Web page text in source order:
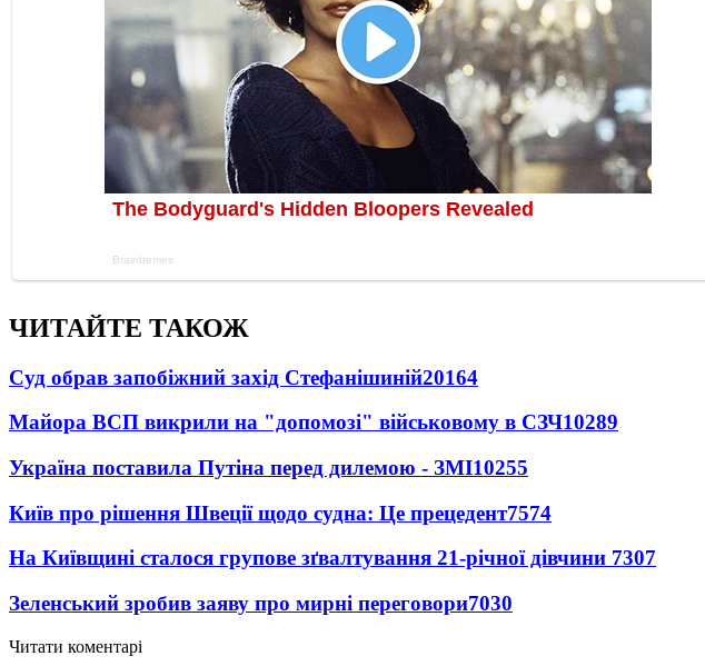
ЧИТАЙТЕ ТАКОЖ
Суд обрав запобіжний захід Стефанішиній20164
Майора ВСП викрили на "допомозі" військовому в СЗЧ10289
Україна поставила Путіна перед дилемою - ЗМІ10255
Київ про рішення Швеції щодо судна: Це прецедент7574
На Київщині сталося групове зґвалтування 21-річної дівчини 7307
Зеленський зробив заяву про мирні переговори7030
Читати коментарі